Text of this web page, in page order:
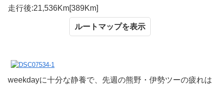
走行後:21,536Km[389Km]
ルートマップ
weekdayに十分な静養で、先週の熊野・伊勢ツーの疲れは